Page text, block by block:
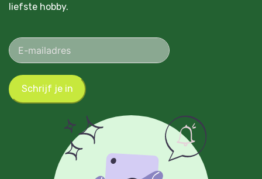
liefste hobby.
Schrijf je in